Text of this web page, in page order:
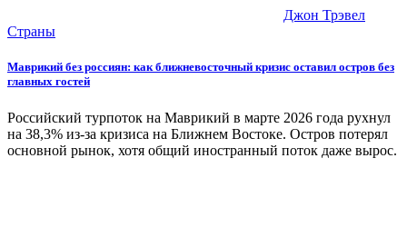
Джон Трэвел
Страны
Маврикий без россиян: как ближневосточный кризис оставил остров без
главных гостей
Российский турпоток на Маврикий в марте 2026 года рухнул
на 38,3% из-за кризиса на Ближнем Востоке. Остров потерял
основной рынок, хотя общий иностранный поток даже вырос.